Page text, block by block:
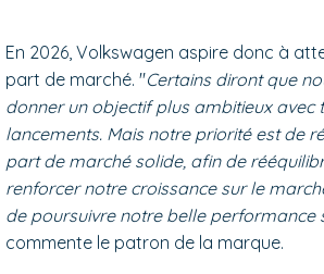
En 2026, Volkswagen aspire donc à
part de marché. "Certains diront que
donner un objectif plus ambitieux avec
lancements. Mais notre priorité est de
part de marché solide, afin de
renforcer notre croissance sur le
de poursuivre notre belle performance
commente le patron de la marque.